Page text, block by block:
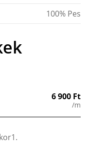
100% Pes
6 900 Ft
/m